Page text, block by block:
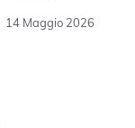
14 Maggio 2026